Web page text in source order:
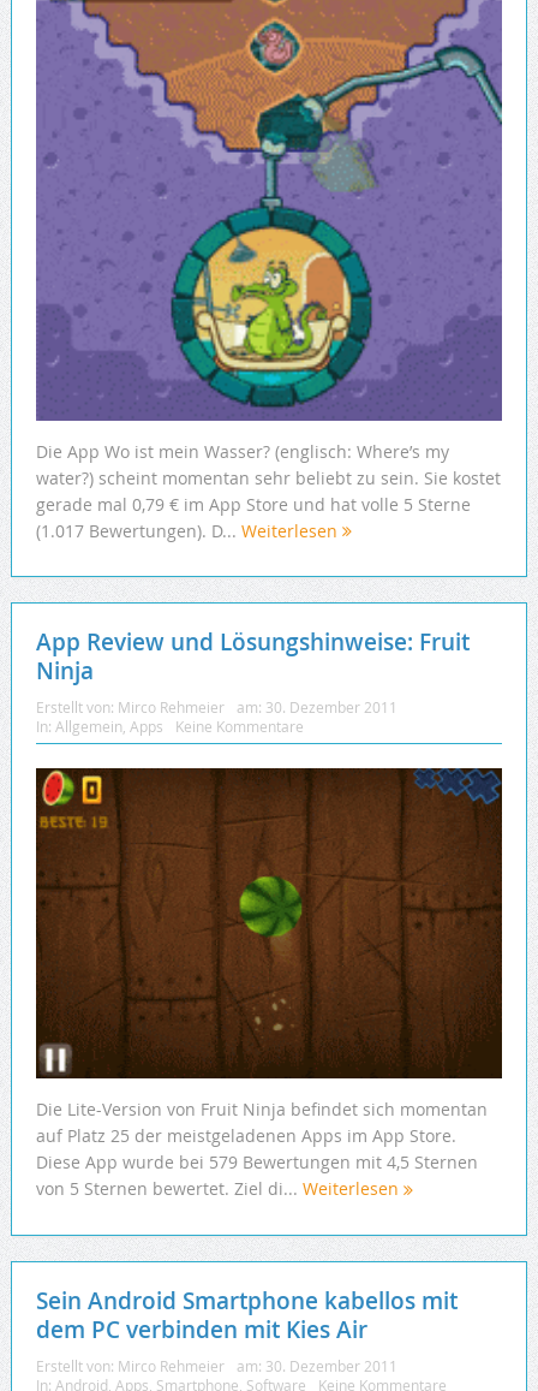
Die App Wo ist mein Wasser? (englisch: Where’s my
water?) scheint momentan sehr beliebt zu sein. Sie kostet
gerade mal 0,79 € im App Store und hat volle 5 Sterne
(1.017 Bewertungen). D... Weiterlesen
App Review und Lösungshinweise: Fruit
Ninja
Erstellt von: Mirco Rehmeier am: 30. Dezember 2011
In: Allgemein Apps Keine Kommentare
Die Lite-Version von Fruit Ninja befindet sich momentan
auf Platz 25 der meistgeladenen Apps im App Store.
Diese App wurde bei 579 Bewertungen mit 4,5 Sternen
von 5 Sternen bewertet. Ziel di... Weiterlesen
Sein Android Smartphone kabellos mit
dem PC verbinden mit Kies Air
Erstellt von: Mirco Rehmeier am: 30. Dezember 2011
In: Android Apps Smartphone Software Keine Kommentare